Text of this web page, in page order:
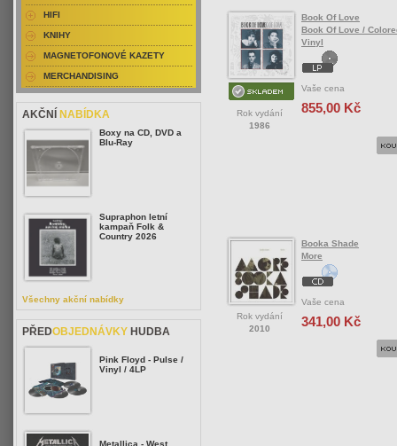
Rok vydání
1986
Book Of Love
Book Of Love /
Vinyl
Vaše cena
855,00 Kč
Rok vydání
2010
Booka Shade
More
Vaše cena
341,00 Kč
HIFI
KNIHY
MAGNETOFONOVÉ KAZETY
MERCHANDISING
AKČNÍ NABÍDKA
Boxy na CD, DVD a
Blu-Ray
Supraphon letní
kampaň Folk &
Country 2026
Všechny akční nabídky
PŘEDOBJEDNÁVKY HUDBA
Pink Floyd - Pulse /
Vinyl / 4LP
Metallica - West